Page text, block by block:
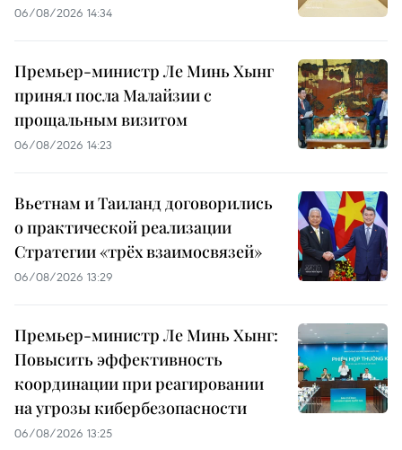
06/08/2026 14:34
Премьер-министр Ле Минь Хынг
принял посла Малайзии с
прощальным визитом
06/08/2026 14:23
Вьетнам и Таиланд договорились
о практической реализации
Стратегии «трёх взаимосвязей»
06/08/2026 13:29
Премьер-министр Ле Минь Хынг:
Повысить эффективность
координации при реагировании
на угрозы кибербезопасности
06/08/2026 13:25